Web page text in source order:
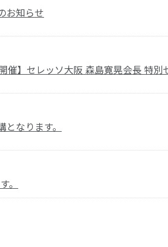
お知らせ
催】セレッソ大阪 森島寛晃会長 特
なります。
。